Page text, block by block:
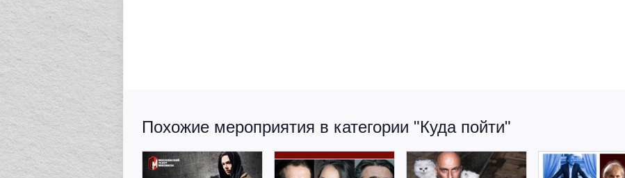
Похожие мероприятия в категории "Куда пойти"